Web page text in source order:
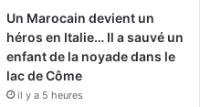
Un Marocain devient un
héros en Italie… Il a sauvé un
enfant de la noyade dans le
lac de Côme
il y a 5 heures